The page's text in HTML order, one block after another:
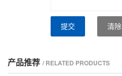
提交 清除
产品推荐 / RELATED PRODUCTS